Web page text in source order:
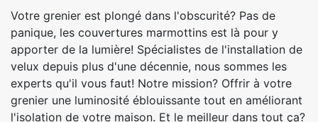
Votre grenier est plongé dans l'obscurité? Pas de
panique, les couvertures marmottins est là pour y
apporter de la lumière! Spécialistes de l'installation de
velux depuis plus d'une décennie, nous sommes les
experts qu'il vous faut! Notre mission? Offrir à votre
grenier une luminosité éblouissante tout en améliorant
l'isolation de votre maison. Et le meilleur dans tout ça?